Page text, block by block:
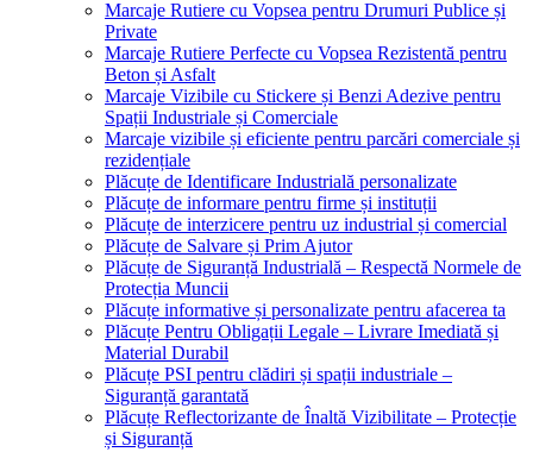
Marcaje Rutiere cu Vopsea pentru Drumuri Publice și
Private
Marcaje Rutiere Perfecte cu Vopsea Rezistentă pentru
Beton și Asfalt
Marcaje Vizibile cu Stickere și Benzi Adezive pentru
Spații Industriale și Comerciale
Marcaje vizibile și eficiente pentru parcări comerciale și
rezidențiale
Plăcuțe de Identificare Industrială personalizate
Plăcuțe de informare pentru firme și instituții
Plăcuțe de interzicere pentru uz industrial și comercial
Plăcuțe de Salvare și Prim Ajutor
Plăcuțe de Siguranță Industrială – Respectă Normele de
Protecția Muncii
Plăcuțe informative și personalizate pentru afacerea ta
Plăcuțe Pentru Obligații Legale – Livrare Imediată și
Material Durabil
Plăcuțe PSI pentru clădiri și spații industriale –
Siguranță garantată
Plăcuțe Reflectorizante de Înaltă Vizibilitate – Protecție
și Siguranță